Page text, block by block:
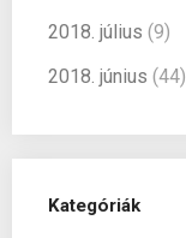
2018. július (9)
2018. június (44)
Kategóriák